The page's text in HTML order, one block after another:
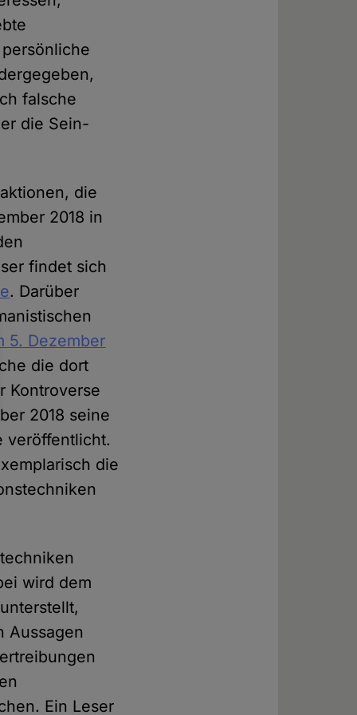
falsche
die Sein-
die
2018 in
findet sich
. Darüber
5. Dezember
die dort
Kontroverse
2018 seine
veröffentlicht.
die
wird dem
Aussagen
Ein Leser